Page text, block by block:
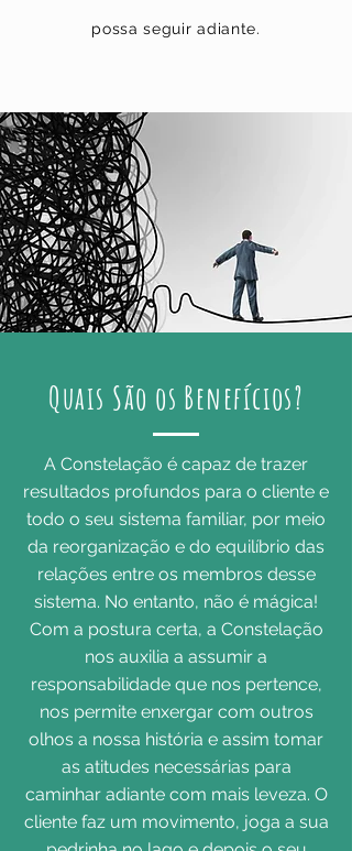
possa seguir adiante.
Quais São os Benefícios?
A Constelação é capaz de trazer
resultados profundos para o cliente e
todo o seu sistema familiar, por meio
da reorganização e do equilíbrio das
relações entre os membros desse
sistema. No entanto, não é mágica!
Com a postura certa, a Constelação
nos auxilia a assumir a
responsabilidade que nos pertence,
nos permite enxergar com outros
olhos a nossa história e assim tomar
as atitudes necessárias para
caminhar adiante com mais leveza. O
cliente faz um movimento, joga a sua